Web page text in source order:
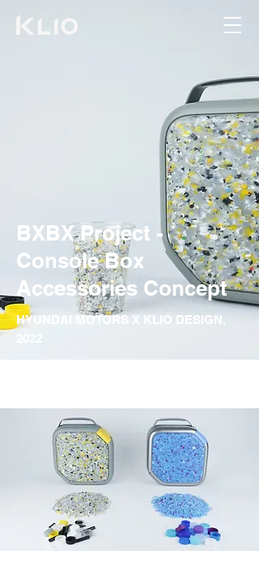
BXBX Project -
Console Box
Accessories Concept
HYUNDAI MOTORS X KLIO DESIGN,